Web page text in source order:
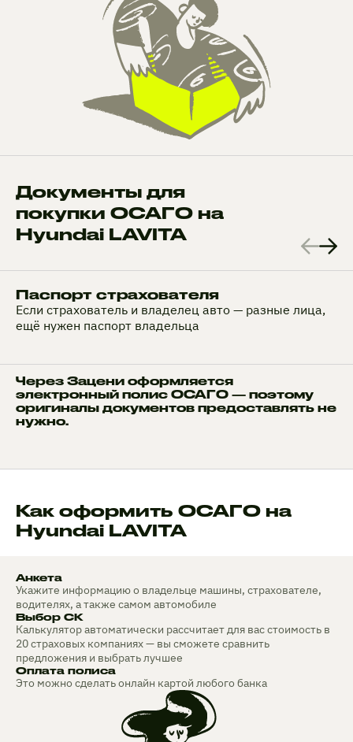
Документы для
покупки ОСАГО на
Hyundai LAVITA
Паспорт страхователя
Если страхователь и владелец авто — разные лица,
ещё нужен паспорт владельца
Через Зацени оформляется
электронный полис ОСАГО — поэтому
оригиналы документов предоставлять не
нужно.
Как оформить ОСАГО на
Hyundai LAVITA
Анкета
Укажите информацию о владельце машины, страхователе,
водителях, а также самом автомобиле
Выбор СК
Калькулятор автоматически рассчитает для вас стоимость в
20 страховых компаниях — вы сможете сравнить
предложения и выбрать лучшее
Оплата полиса
Это можно сделать онлайн картой любого банка